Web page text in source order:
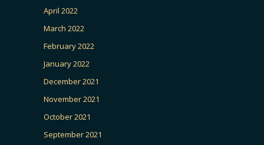
April 2022
March 2022
February 2022
January 2022
December 2021
November 2021
October 2021
September 2021